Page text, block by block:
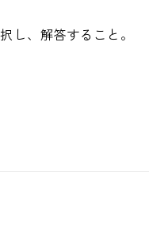
し、解答すること。